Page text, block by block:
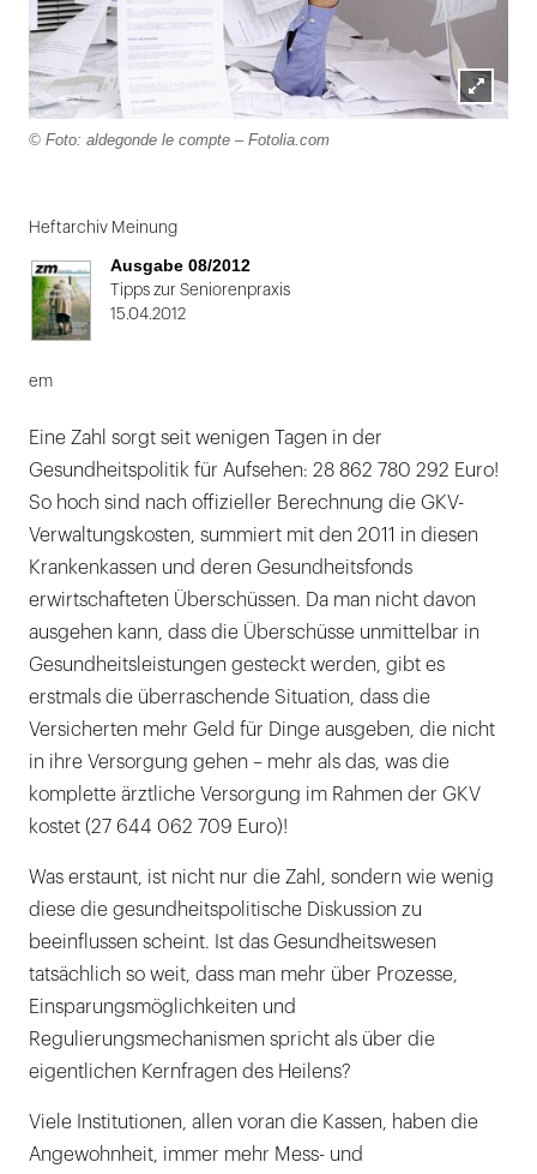
Lightbox
© Foto: aldegonde le compte – Fotolia.com
1
von
2
Heftarchiv Meinung
Ausgabe 08/2012
Tipps zur Seniorenpraxis
15.04.2012
em
Eine Zahl sorgt seit wenigen Tagen in der
Gesundheitspolitik für Aufsehen: 28 862 780 292 Euro!
So hoch sind nach offizieller Berechnung die GKV-
Verwaltungskosten, summiert mit den 2011 in diesen
Krankenkassen und deren Gesundheitsfonds
erwirtschafteten Überschüssen. Da man nicht davon
ausgehen kann, dass die Überschüsse unmittelbar in
Gesundheitsleistungen gesteckt werden, gibt es
erstmals die überraschende Situation, dass die
Versicherten mehr Geld für Dinge ausgeben, die nicht
in ihre Versorgung gehen – mehr als das, was die
komplette ärztliche Versorgung im Rahmen der GKV
kostet (27 644 062 709 Euro)!
Was erstaunt, ist nicht nur die Zahl, sondern wie wenig
diese die gesundheitspolitische Diskussion zu
beeinflussen scheint. Ist das Gesundheitswesen
tatsächlich so weit, dass man mehr über Prozesse,
Einsparungsmöglichkeiten und
Regulierungsmechanismen spricht als über die
eigentlichen Kernfragen des Heilens?
Viele Institutionen, allen voran die Kassen, haben die
Angewohnheit, immer mehr Mess- und